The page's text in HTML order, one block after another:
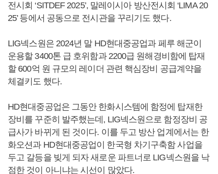
전시회 ‘SITDEF 2025’, 말레이시아 방산전시회 ‘LIMA 20
25’ 등에서 공동으로 전시관을 꾸리기도 했다.
LIG넥스원은 2024년 말 HD현대중공업과 페루 해군이
운용할 3400톤 급 호위함과 2200급 원해경비함에 탑재
할 600억 원 규모의 레이더 관련 핵심장비 공급계약을
체결키도 했다.
HD현대중공업은 그동안 한화시스템에 함정에 탑재한
장비를 꾸준히 발주했는데, LIG넥스원으로 함정장비 공
급사가 바뀌게 된 것이다. 이를 두고 방산 업계에서는 한
화오션과 HD현대중공업이 한국형 차기구축함 사업을
두고 갈등을 빚게 되자 새로운 파트너로 LIG넥스원을 낙
점한 것이 아니냐는 시선이 많았다.